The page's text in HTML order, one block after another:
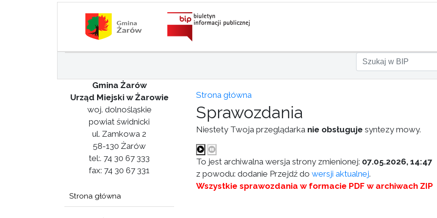
Gmina Żarów
Urząd Miejski w Żarowie
woj. dolnośląskie
powiat świdnicki
ul. Zamkowa 2
58-130 Żarów
tel:. 74 30 67 333
fax: 74 30 67 331
Strona główna
Strona główna
Sprawozdania
Niestety Twoja przeglądarka nie obsługuje syntezy mowy.
To jest archiwalna wersja strony zmienionej: 07.05.2026, 14:47
z powodu: dodanie Przejdź do wersji aktualnej.
Wszystkie sprawozdania w formacie PDF w archiwach ZIP